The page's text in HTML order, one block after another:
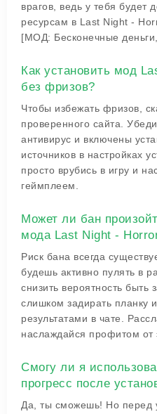
врагов, ведь у тебя будет
ресурсам в Last Night -
[МОД: Бесконечные
Как установить мод
без фризов?
Чтобы избежать фризов,
проверенного сайта.
антивирус и включены
источников в настройках
просто врубись в игру и
геймплеем.
Может ли бан
мода Last Night -
Риск бана всегда
будешь активно пулять в
снизить вероятность
слишком задирать планку
результатами в чате.
наслаждайся профитом от
Смогу ли я
прогресс после
Да, ты сможешь! Но перед